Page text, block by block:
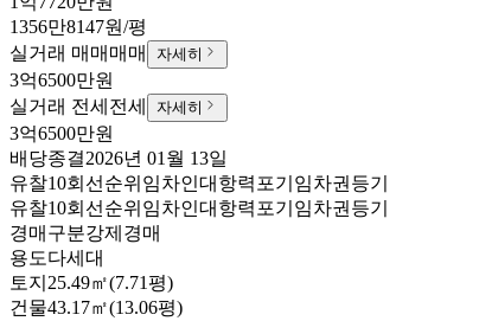
1356만8147원/평
실거래 매매 매매 자세히
3억6500만원
실거래 전세 전세 자세히
3억6500만원
배당종결2026년 01월 13일
유찰10회 선순위임차인대항력포기 임차권등기
유찰10회 선순위임차인대항력포기 임차권등기
경매구분강제경매
용도다세대
토지 25.49㎡(7.71평)
건물43.17㎡(13.06평)